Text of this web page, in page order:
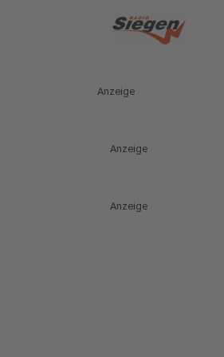
Anzeige
Anzeige
Anzeige